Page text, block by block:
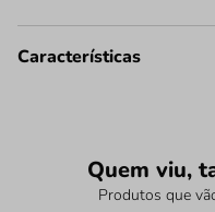
Características
Quem viu,
Produtos que